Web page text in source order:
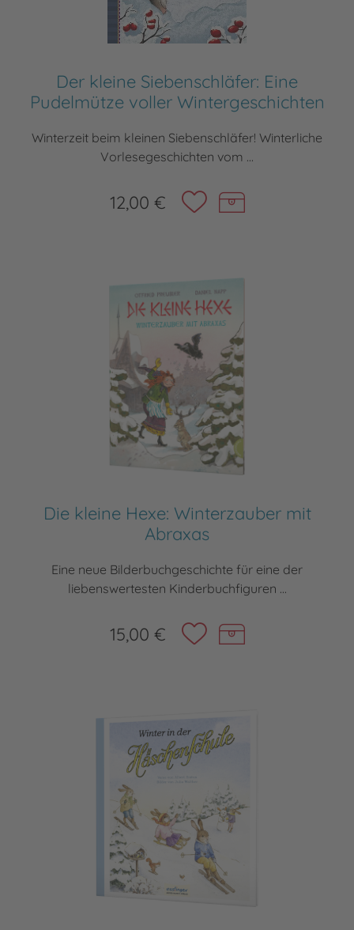
Der kleine Siebenschläfer: Eine
Pudelmütze voller Wintergeschichten
Winterzeit beim kleinen Siebenschläfer! Winterliche
Vorlesegeschichten vom ...
12,00 €
Die kleine Hexe: Winterzauber mit
Abraxas
Eine neue Bilderbuchgeschichte für eine der
liebenswertesten Kinderbuchfiguren ...
15,00 €